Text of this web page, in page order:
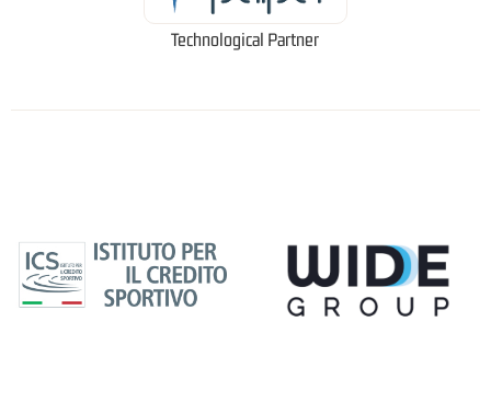
Technological Partner